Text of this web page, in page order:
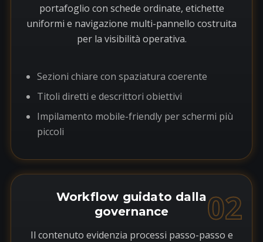
portafoglio con schede ordinate, etichette
uniformi e navigazione multi-pannello costruita
per la visibilità operativa.
Sezioni chiare con spaziatura coerente
Titoli diretti e descrittori obiettivi
Impilamento mobile-friendly per schermi più
piccoli
02
Workflow guidato dalla
governance
Il contenuto evidenzia processi passo-passo e